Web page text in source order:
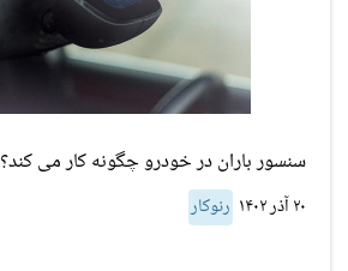
سنسور باران در خودرو چگونه کار می کند؟
۲۰ آذر ۱۴۰۲ رنوکار